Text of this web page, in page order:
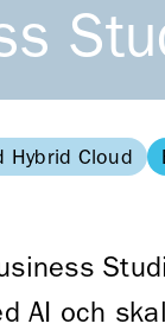
Hybrid Cloud
AI och